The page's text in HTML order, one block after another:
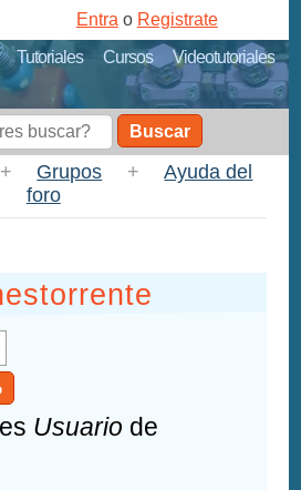
Tutoriales Cursos
Videotutoriales
Entra o Registrate
Buscar
+ Grupos +
Ayuda del
foro
es Usuario de